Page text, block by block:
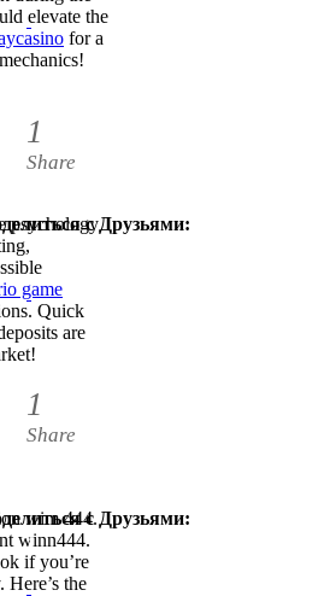
1
Share
elevate the
for a
с Друзьями:
1
1
Share
psychology
game
Quick
are
с Друзьями:
1
wim 444.
winn444.
if you’re
the